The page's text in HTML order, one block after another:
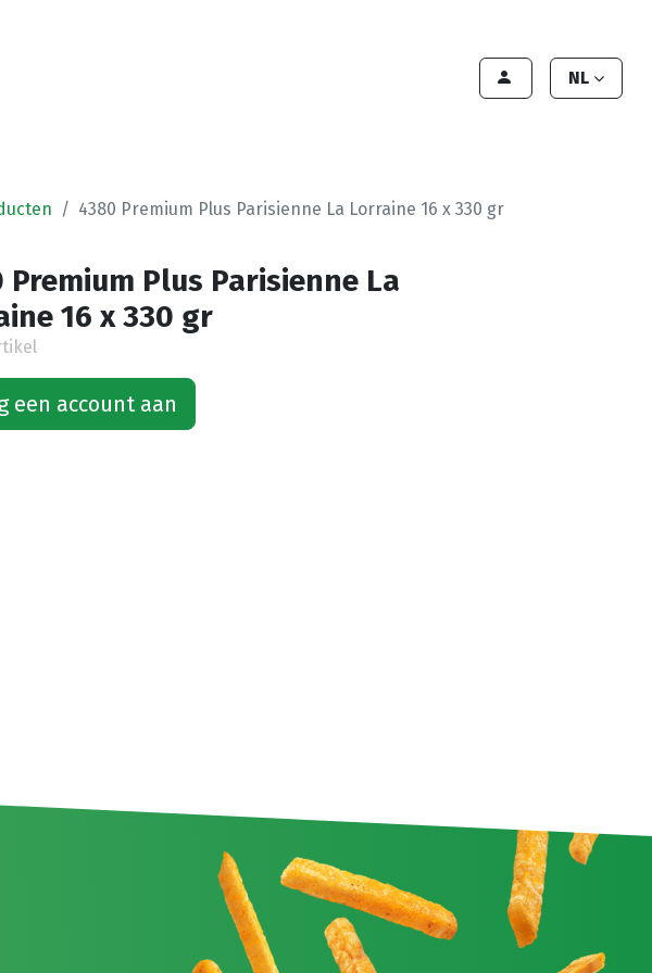
NL
4380 Premium Plus Parisienne La Lorraine 16 x 330 gr
Premium Plus Parisienne La
16 x 330 gr
een account aan